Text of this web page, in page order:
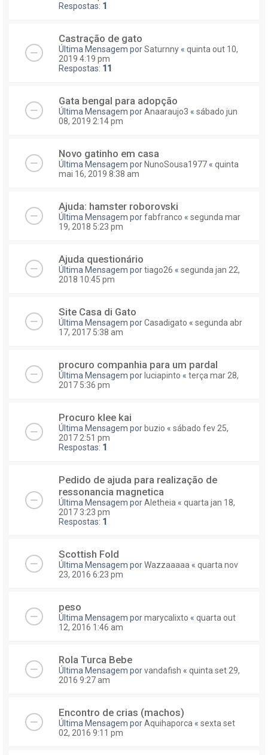
Respostas: 1
Castração de gato
Última Mensagem porSaturnny « quinta out 10,
2019 4:19 pm
Respostas: 11
Gata bengal para adopção
Última Mensagem porAnaaraujo3 « sábado jun
08, 2019 2:14 pm
Novo gatinho em casa
Última Mensagem por NunoSousa1977 « quinta
mai 16, 2019 8:38 am
Ajuda: hamster roborovski
Última Mensagem porfabfranco « segunda mar
19, 2018 5:23 pm
Ajuda questionário
Última Mensagem portiago26 « segunda jan 22,
2018 10:45 pm
Site Casa di Gato
Última Mensagem porCasadigato « segunda abr
17, 2017 5:38 am
procuro companhia para um pardal
Última Mensagem por luciapinto « terça mar 28,
2017 5:36 pm
Procuro klee kai
Última Mensagem por buzio « sábado fev 25,
2017 2:51 pm
Respostas: 1
Pedido de ajuda para realização de
ressonancia magnetica
Última Mensagem porAletheia « quarta jan 18,
2017 3:23 pm
Respostas: 1
Scottish Fold
Última Mensagem porWazzaaaaa « quarta nov
23, 2016 6:23 pm
peso
Última Mensagem pormarycalixto « quarta out
12, 2016 1:46 am
Rola Turca Bebe
Última Mensagem porvandafish « quinta set 29,
2016 9:27 am
Encontro de crias (machos)
Última Mensagem porAquihaporca « sexta set
02, 2016 9:11 pm